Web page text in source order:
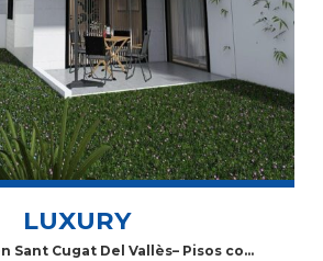
LUXURY
Sant Cugat Del Vallès– Pisos con